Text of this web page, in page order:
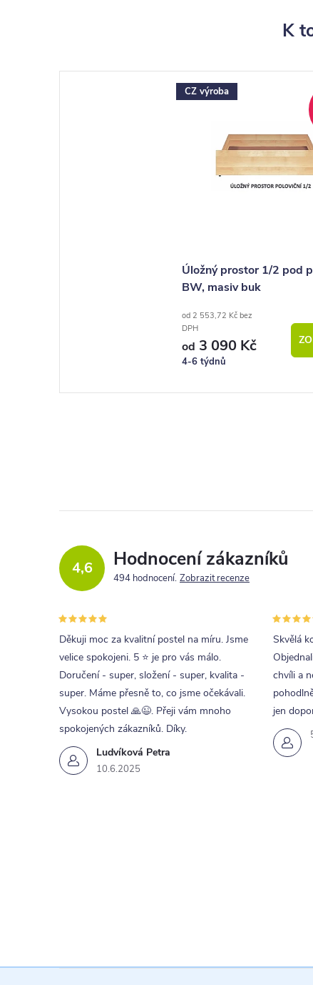
K
CZ výroba
Úložný prostor 1/2 pod
BW, masiv buk
od 2 553,72 Kč bez
DPH
od 3 090 Kč
4-6 týdnů
4,6 Hodnocení zákazníků
494 hodnocení Zobrazit recenze
Ludvíková Petra
10.6.2025
Děkuji moc za kvalitní postel na míru. Jsme
velice spokojeni. 5 ⭐ je pro vás málo.
Doručení - super, složení - super, kvalita -
super. Máme přesně to, co jsme očekávali.
Vysokou postel 🙏😉. Přeji vám mnoho
spokojených zákazníků. Díky.
Skvělá
chvíli a
jen